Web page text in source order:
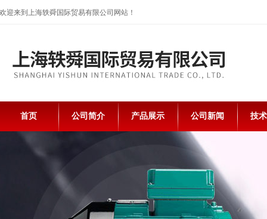
欢迎来到上海轶舜国际贸易有限公司网站！
首页 公司简介 产品展示 公司新闻 技